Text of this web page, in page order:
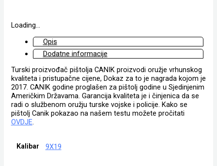
Loading...
Opis
Dodatne informacije
Turski proizvođač pištolja CANIK proizvodi oružje vrhunskog
kvaliteta i pristupačne cijene, Dokaz za to je nagrada kojom je
2017. CANIK godine proglašen za pištolj godine u Sjedinjenim
Američkim Državama. Garancija kvaliteta je i činjenica da se
radi o službenom oružju turske vojske i policije. Kako se
pištolj Canik pokazao na našem testu možete pročitati
OVDJE.
Kalibar 9X19